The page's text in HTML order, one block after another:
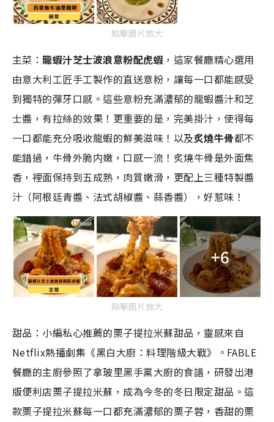
點擊圖片放大
主菜：龍蝦汁芝士波浪意粉配虎蝦 ，這家餐廳精心選用
由意大利工匠手工製作的直送意粉，讓每一口都能感受
到獨特的彈牙口感。這些意粉充滿濃郁的龍蝦醬汁和芝
士醬，有拉絲的效果！更重要的是，完美掛汁，使得每
一口都能充分吸收龍蝦的鮮美滋味！以及炙燒牛骨都不
能錯過，牛骨外脆内嫩，口感一流！炙燒牛骨是外面焦
香，裡面保持到五成熟，肉質嫩滑，更配上三種特製醬
汁（阿根廷青醬、法式胡椒醬、蒜香醬），好惹味！
+6
點擊圖片放大
甜品：小編私心推薦的栗子提拉米蘇甜品，靈感來自
Netflix熱播劇集《黑白大廚：料理階級大戰》。FABLE
餐廳的主廚參照了拿玻里黑手黨大廚的食譜，研發出港
版便利店栗子提拉米蘇，成為今冬的冬日限定甜品。這
款栗子提拉米蘇每一口都充滿濃郁的栗子蓉，香甜的栗